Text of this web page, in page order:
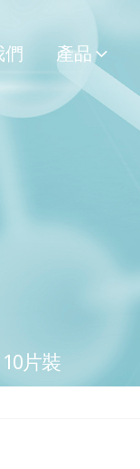
們 產品
片裝